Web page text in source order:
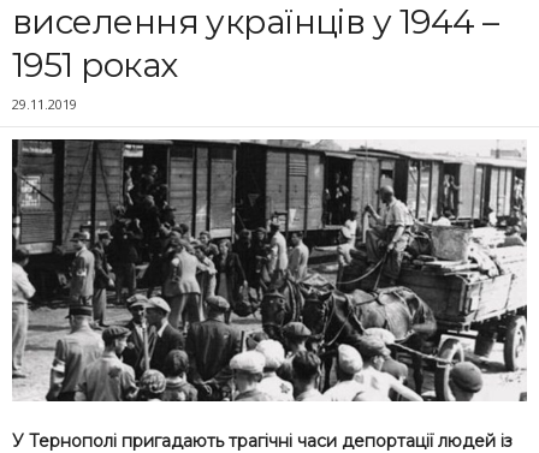
виселення українців у 1944 –
1951 роках
29.11.2019
У Тернополі пригадають трагічні часи депортації людей із